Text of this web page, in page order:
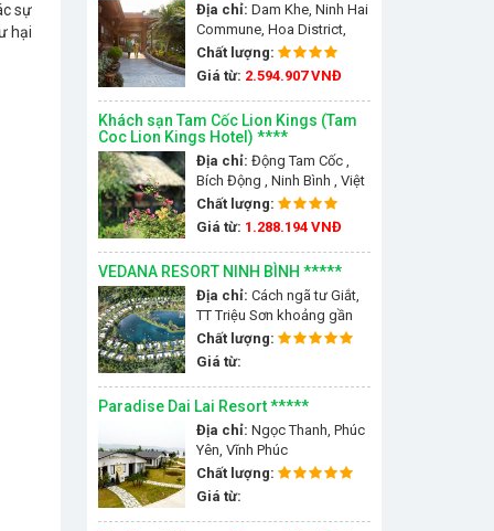
sự
hại
Địa chỉ: Dam Khe, Ninh Hai
Commune, Hoa District,
Ninh Binh Province, Động
Tam Cốc - Bích Động, Ninh
Chất lượng:
Giá từ: 2.594.907 VNĐ
Khách sạn Tam Cốc Lion Kings (Tam
Coc Lion Kings Hotel) ****
Địa chỉ: Động Tam Cốc ,
Bích Động , Ninh Bình , Việt
Nam
Chất lượng:
Giá từ: 1.288.194 VNĐ
VEDANA RESORT NINH BÌNH *****
Địa chỉ: Cách ngã tư Giắt,
TT Triệu Sơn khoảng gần
80km, đi oto tầm tiếng rưỡi.
Cách TP Thanh Hoá chưa
Chất lượng:
Giá từ:
Paradise Dai Lai Resort *****
Địa chỉ: Ngọc Thanh, Phúc
Yên, Vĩnh Phúc
Chất lượng:
Giá từ: